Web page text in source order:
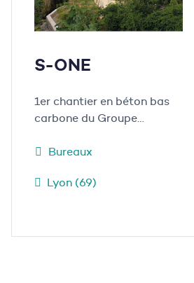
S-ONE
1er chantier en béton bas
carbone du Groupe
Bureaux
Lyon (69)